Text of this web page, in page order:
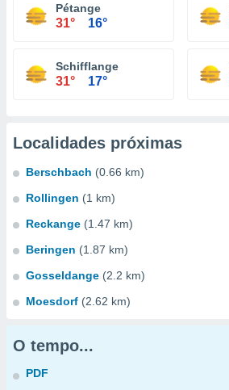
Pétange
31° 16°
Schifflange
31° 17°
Localidades próximas
Berschbach (0.66 km)
Rollingen (1 km)
Reckange (1.47 km)
Beringen (1.87 km)
Gosseldange (2.2 km)
Moesdorf (2.62 km)
O tempo...
PDF